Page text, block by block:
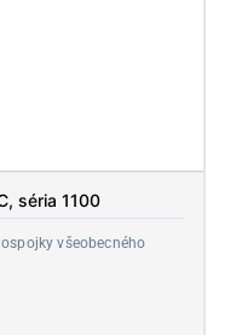
séria 1100
všeobecného